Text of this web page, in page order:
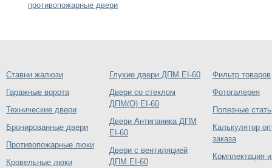
противопожарные двери
Ставни жалюзи
Гаражные ворота
Технические двери
Бронированные двери
Противопожарные люки
Кровельные люки
Глухие двери ДПМ EI-60
Двери со стеклом
ДПМ(О) EI-60
Двери Антипаника ДПМ
EI-60
Двери с вентиляцией
ДПМ EI-60
Фильтр товаров
Фотогалерея
Полезные
Калькулятор
заказа
Комплектация